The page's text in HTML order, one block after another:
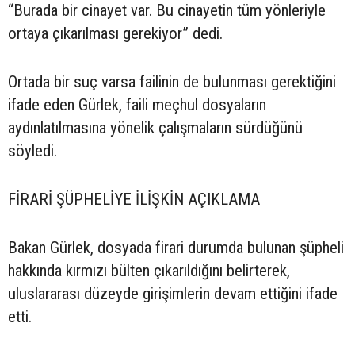
“Burada bir cinayet var. Bu cinayetin tüm yönleriyle
ortaya çıkarılması gerekiyor” dedi.
Ortada bir suç varsa failinin de bulunması gerektiğini
ifade eden Gürlek, faili meçhul dosyaların
aydınlatılmasına yönelik çalışmaların sürdüğünü
söyledi.
FİRARİ ŞÜPHELİYE İLİŞKİN AÇIKLAMA
Bakan Gürlek, dosyada firari durumda bulunan şüpheli
hakkında kırmızı bülten çıkarıldığını belirterek,
uluslararası düzeyde girişimlerin devam ettiğini ifade
etti.